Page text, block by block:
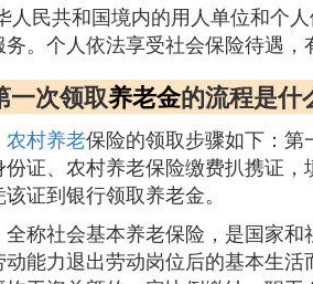
人民共和国境内的用人单位和个
。个人依法享受社会保险待遇，
次领取养老金的流程是什
农村养老保险的领取步骤如下：
份证、农村养老保险缴费扒携证
证到银行领取养老金。
全称社会基本养老保险，是国家
能力退出劳动岗位后的基本生